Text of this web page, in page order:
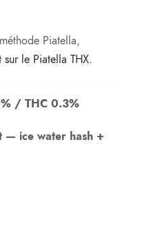
Piatella,
le Piatella THX.
/ THC 0.3%
— ice water hash +